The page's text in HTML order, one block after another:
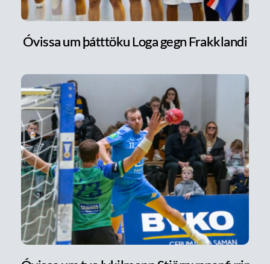
Óvissa um þátttöku Loga gegn Frakklandi